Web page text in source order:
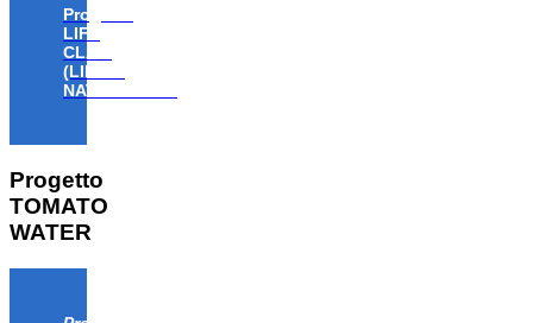
Progetto
LIFE
CLAW
(LIFE18
NAT/IT/000806)
Progetto
TOMATO
WATER